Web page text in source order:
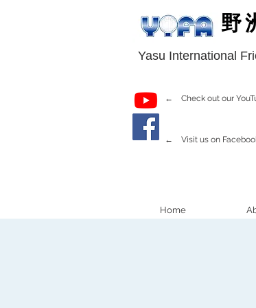
野
Yasu International
← Check out our
← Visit us on
Home